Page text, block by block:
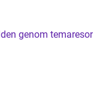
genom temaresor